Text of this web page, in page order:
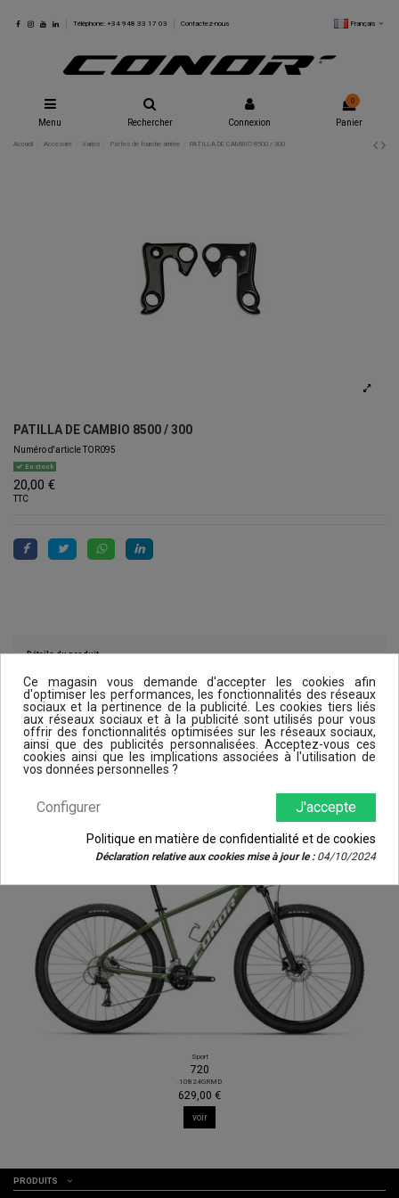
Téléphone: +34 948 33 17 03 Contactez-nous Français
Menu Rechercher Connexion
0
Panier
Accueil Accesoire Varios Pattes de fourche arrière PATILLA DE CAMBIO 8500 / 300
PATILLA DE CAMBIO 8500 / 300
Numéro d'articleTOR095
En stock
20,00 €
TTC
Détails du produit
Reviews (0)
Sport
720
.10824GRMD
629,00 €
voir
PRODUITS
Ce magasin vous demande d'accepter les cookies afin
d'optimiser les performances, les fonctionnalités des réseaux
sociaux et la pertinence de la publicité. Les cookies tiers liés
aux réseaux sociaux et à la publicité sont utilisés pour vous
offrir des fonctionnalités optimisées sur les réseaux sociaux,
ainsi que des publicités personnalisées. Acceptez-vous ces
cookies ainsi que les implications associées à l'utilisation de
vos données personnelles ?
J'accepte
Configurer
Politique en matière de confidentialité et de cookies
Déclaration relative aux cookies mise à jour le :04/10/2024